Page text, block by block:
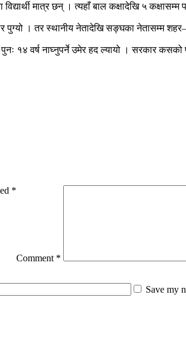
मात्र छन् । त्यहाँ बाल कक्षादेखि ५ कक्षासम्म
पुग्यो । तर स्थानीय नेतादेखि सङ्घका नेतासम्म
पुनः १४ वर्ष नाघ्नुपर्ने उमेर हद ल्यायो । सरकार
*
Comment *
Save my